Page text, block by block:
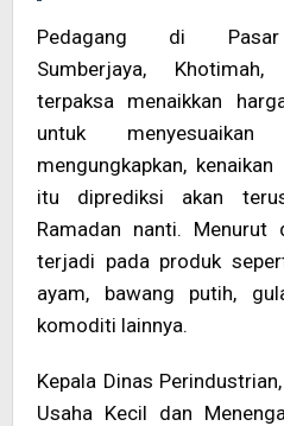
Pedagang di Pasar
Sumberjaya,
terpaksa menaikkan
untuk
mengungkapkan,
itu diprediksi akan
Ramadan nanti. Menurut
terjadi pada produk
ayam, bawang putih,
komoditi lainnya.
Kepala Dinas
Usaha Kecil dan